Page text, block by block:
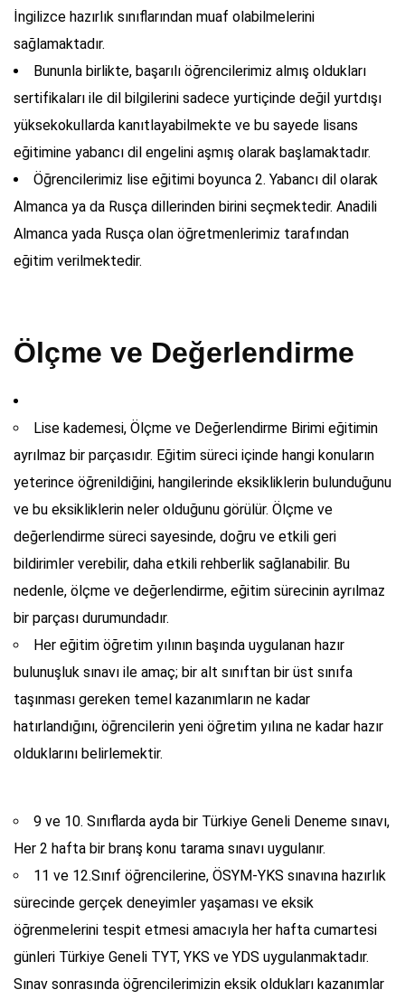
İngilizce hazırlık sınıflarından muaf olabilmelerini
sağlamaktadır.
Bununla birlikte, başarılı öğrencilerimiz almış oldukları
sertifikaları ile dil bilgilerini sadece yurtiçinde değil yurtdışı
yüksekokullarda kanıtlayabilmekte ve bu sayede lisans
eğitimine yabancı dil engelini aşmış olarak başlamaktadır.
Öğrencilerimiz lise eğitimi boyunca 2. Yabancı dil olarak
Almanca ya da Rusça dillerinden birini seçmektedir. Anadili
Almanca yada Rusça olan öğretmenlerimiz tarafından
eğitim verilmektedir.
Ölçme ve Değerlendirme
Lise kademesi, Ölçme ve Değerlendirme Birimi eğitimin
ayrılmaz bir parçasıdır. Eğitim süreci içinde hangi konuların
yeterince öğrenildiğini, hangilerinde eksikliklerin bulunduğunu
ve bu eksikliklerin neler olduğunu görülür. Ölçme ve
değerlendirme süreci sayesinde, doğru ve etkili geri
bildirimler verebilir, daha etkili rehberlik sağlanabilir. Bu
nedenle, ölçme ve değerlendirme, eğitim sürecinin ayrılmaz
bir parçası durumundadır.
Her eğitim öğretim yılının başında uygulanan hazır
bulunuşluk sınavı ile amaç; bir alt sınıftan bir üst sınıfa
taşınması gereken temel kazanımların ne kadar
hatırlandığını, öğrencilerin yeni öğretim yılına ne kadar hazır
olduklarını belirlemektir.
9 ve 10. Sınıflarda ayda bir Türkiye Geneli Deneme sınavı,
Her 2 hafta bir branş konu tarama sınavı uygulanır.
11 ve 12.Sınıf öğrencilerine, ÖSYM-YKS sınavına hazırlık
sürecinde gerçek deneyimler yaşaması ve eksik
öğrenmelerini tespit etmesi amacıyla her hafta cumartesi
günleri Türkiye Geneli TYT, YKS ve YDS uygulanmaktadır.
Sınav sonrasında öğrencilerimizin eksik oldukları kazanımlar